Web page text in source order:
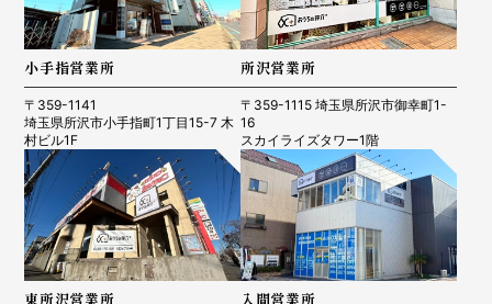
小手指営業所
〒359-1141
埼玉県所沢市小手指町1丁目15-7 木
村ビル1F
所沢営業所
〒359-1115 埼玉県所沢市御幸町1-
16
スカイライズタワー1階
東所沢営業所 入間営業所